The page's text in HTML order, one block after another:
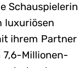
Schauspielerin
luxuriösen
ihrem Partner
7,6-Millionen-